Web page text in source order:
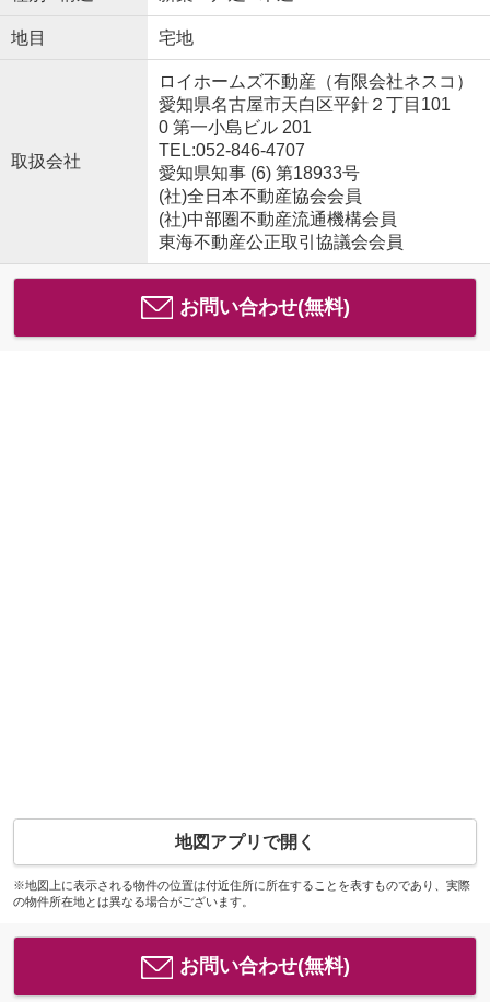
地目 宅地
取扱会社
ロイホームズ不動産（有限会社ネスコ）
愛知県名古屋市天白区平針２丁目101
0 第一小島ビル 201
TEL:052-846-4707
愛知県知事 (6) 第18933号
(社)全日本不動産協会会員
(社)中部圏不動産流通機構会員
東海不動産公正取引協議会会員
お問い合わせ(無料)
地図アプリで開く
※地図上に表示される物件の位置は付近住所に所在することを表すものであり、実際
の物件所在地とは異なる場合がございます。
お問い合わせ(無料)